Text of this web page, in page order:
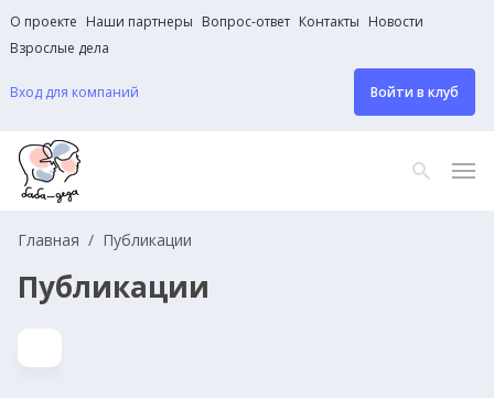
О проекте Наши партнеры Вопрос-ответ Контакты Новости
Взрослые дела
Вход для компаний Войти в клуб
Главная Публикации
Публикации